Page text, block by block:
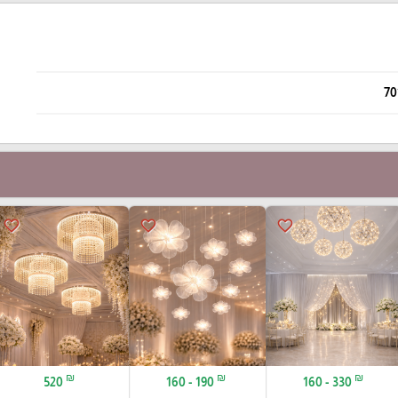
favorite_border
160 - 330 ₪
favorite_border
160 - 190 ₪
favorite_border
520 ₪